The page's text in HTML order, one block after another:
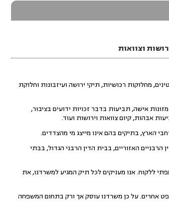
וצוואות
מחלוקות רכושיות, תיקי ירושה ועיזבונות וחלוקת
אישה, תביעות בדבר זכויות ידועים בציבור,
אבהות, קיום צוואות וירושות ועוד.
הארץ, בתיקים בהם אינו מייצג מי מהצדדים.
האזוריים, בבית הדין הרבני הגדול, בבתי
ללקוח. אנו מעניקים לכל תיק המגיע למשרדנו, את
אחרים. על כן משרדנו עוסק אך ורק בתחום המשפחה